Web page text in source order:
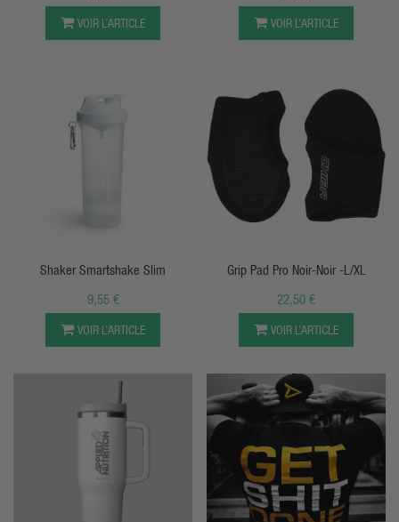
VOIR L’ARTICLE VOIR L’ARTICLE
APERÇU RAPIDE
Shaker Smartshake Slim
9,55 €
VOIR L’ARTICLE
Grip Pad Pro Noir-Noir -L/XL
22,50 €
VOIR L’ARTICLE